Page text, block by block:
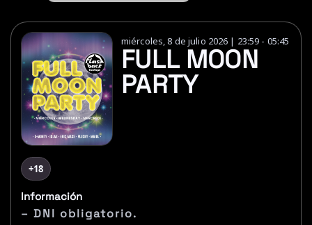
Información
– DNI obligatorio.
miércoles, 8 de julio 2026 | 23:59 - 05:45
FULL MOON
PARTY
+18